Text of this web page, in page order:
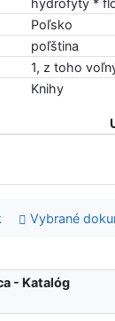
Poľsko
poľština
1, z toho
Knihy
Vybrané
- Katalóg